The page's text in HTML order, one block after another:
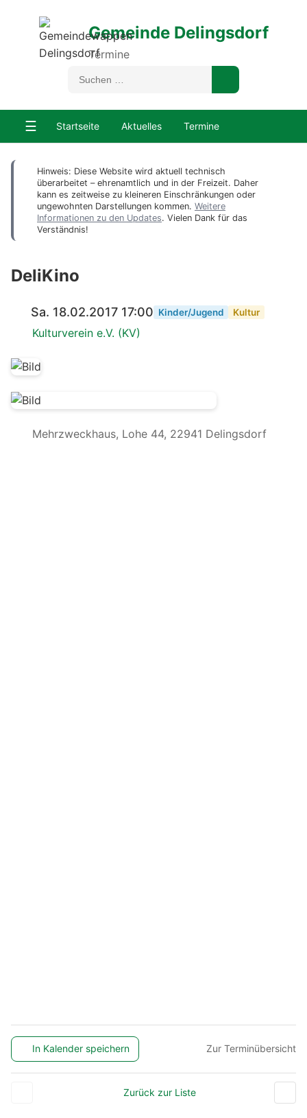
Gemeinde Delingsdorf
Termine
☰ Startseite Aktuelles Termine
Hinweis: Diese Website wird aktuell technisch
überarbeitet – ehrenamtlich und in der Freizeit. Daher
kann es zeitweise zu kleineren Einschränkungen oder
ungewohnten Darstellungen kommen. Weitere
Informationen zu den Updates. Vielen Dank für das
Verständnis!
DeliKino
Sa. 18.02.2017 17:00 Kinder/Jugend Kultur
Kulturverein e.V. (KV)
Mehrzweckhaus, Lohe 44, 22941 Delingsdorf
In Kalender speichern Zur Terminübersicht
Zurück zur Liste